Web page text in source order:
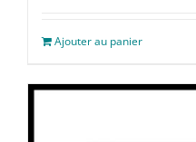
Ajouter au panier